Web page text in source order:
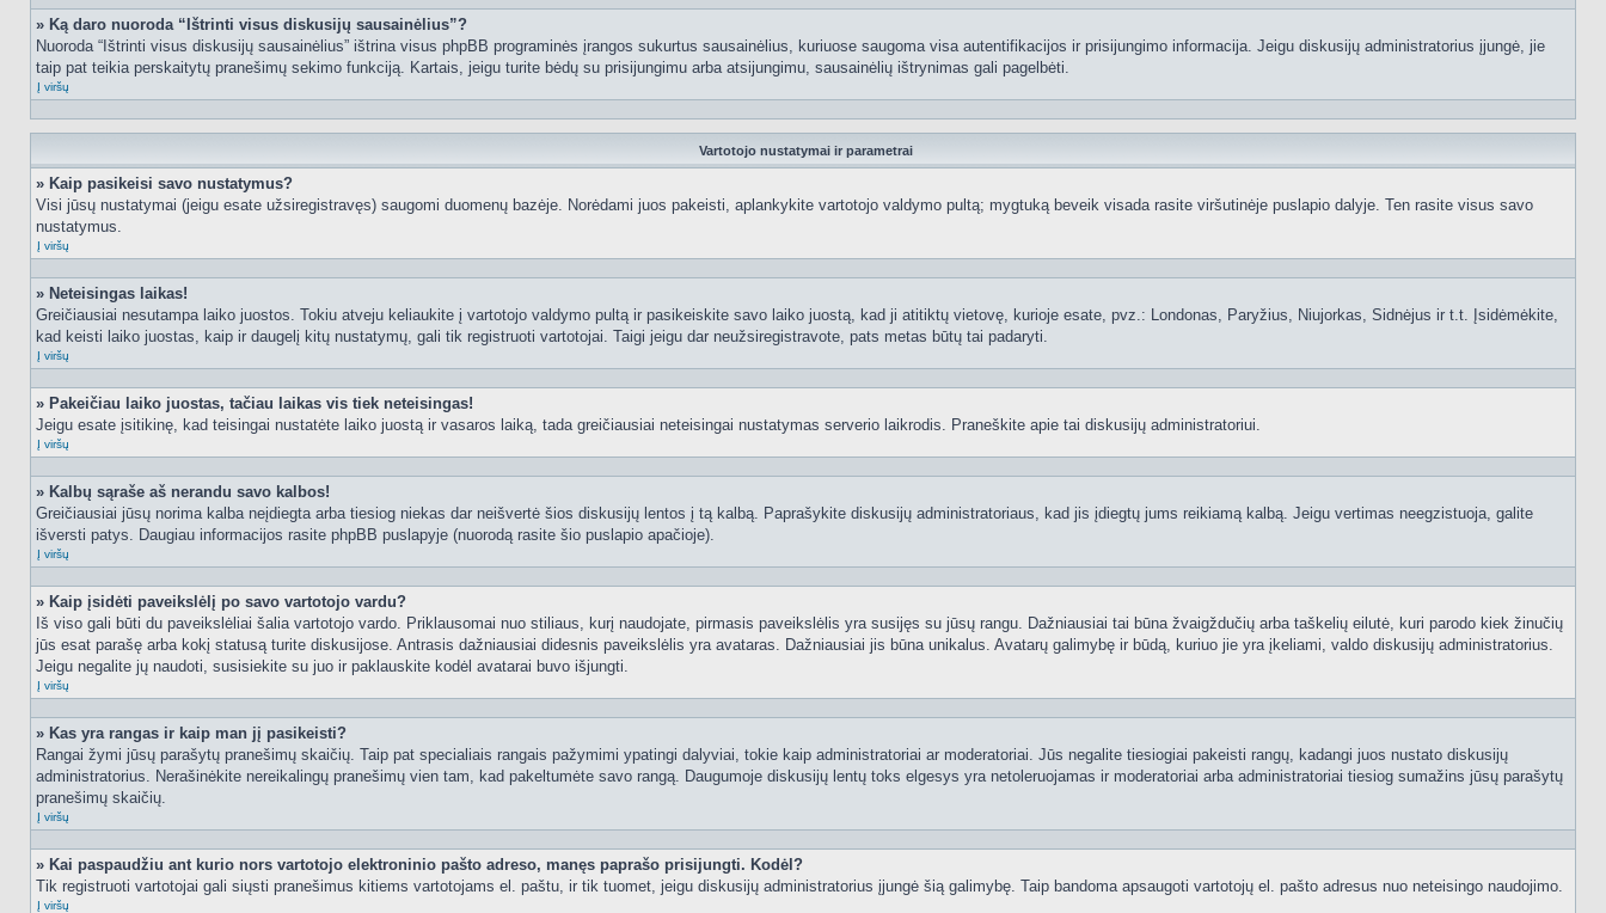
» Ką daro nuoroda “Ištrinti visus diskusijų sausainėlius”?
Nuoroda “Ištrinti visus diskusijų sausainėlius” ištrina visus phpBB programinės įrangos sukurtus sausainėlius, kuriuose saugoma visa autentifikacijos ir prisijungimo informacija. Jeigu diskusijų administratorius įjungė, jie
taip pat teikia perskaitytų pranešimų sekimo funkciją. Kartais, jeigu turite bėdų su prisijungimu arba atsijungimu, sausainėlių ištrynimas gali pagelbėti.
Į viršų
Vartotojo nustatymai ir parametrai
» Kaip pasikeisi savo nustatymus?
Visi jūsų nustatymai (jeigu esate užsiregistravęs) saugomi duomenų bazėje. Norėdami juos pakeisti, aplankykite vartotojo valdymo pultą; mygtuką beveik visada rasite viršutinėje puslapio dalyje. Ten rasite visus savo
nustatymus.
Į viršų
» Neteisingas laikas!
Greičiausiai nesutampa laiko juostos. Tokiu atveju keliaukite į vartotojo valdymo pultą ir pasikeiskite savo laiko juostą, kad ji atitiktų vietovę, kurioje esate, pvz.: Londonas, Paryžius, Niujorkas, Sidnėjus ir t.t. Įsidėmėkite,
kad keisti laiko juostas, kaip ir daugelį kitų nustatymų, gali tik registruoti vartotojai. Taigi jeigu dar neužsiregistravote, pats metas būtų tai padaryti.
Į viršų
» Pakeičiau laiko juostas, tačiau laikas vis tiek neteisingas!
Jeigu esate įsitikinę, kad teisingai nustatėte laiko juostą ir vasaros laiką, tada greičiausiai neteisingai nustatymas serverio laikrodis. Praneškite apie tai diskusijų administratoriui.
Į viršų
» Kalbų sąraše aš nerandu savo kalbos!
Greičiausiai jūsų norima kalba neįdiegta arba tiesiog niekas dar neišvertė šios diskusijų lentos į tą kalbą. Paprašykite diskusijų administratoriaus, kad jis įdiegtų jums reikiamą kalbą. Jeigu vertimas neegzistuoja, galite
išversti patys. Daugiau informacijos rasite phpBB puslapyje (nuorodą rasite šio puslapio apačioje).
Į viršų
» Kaip įsidėti paveikslėlį po savo vartotojo vardu?
Iš viso gali būti du paveikslėliai šalia vartotojo vardo. Priklausomai nuo stiliaus, kurį naudojate, pirmasis paveikslėlis yra susijęs su jūsų rangu. Dažniausiai tai būna žvaigždučių arba taškelių eilutė, kuri parodo kiek žinučių
jūs esat parašę arba kokį statusą turite diskusijose. Antrasis dažniausiai didesnis paveikslėlis yra avataras. Dažniausiai jis būna unikalus. Avatarų galimybę ir būdą, kuriuo jie yra įkeliami, valdo diskusijų administratorius.
Jeigu negalite jų naudoti, susisiekite su juo ir paklauskite kodėl avatarai buvo išjungti.
Į viršų
» Kas yra rangas ir kaip man jį pasikeisti?
Rangai žymi jūsų parašytų pranešimų skaičių. Taip pat specialiais rangais pažymimi ypatingi dalyviai, tokie kaip administratoriai ar moderatoriai. Jūs negalite tiesiogiai pakeisti rangų, kadangi juos nustato diskusijų
administratorius. Nerašinėkite nereikalingų pranešimų vien tam, kad pakeltumėte savo rangą. Daugumoje diskusijų lentų toks elgesys yra netoleruojamas ir moderatoriai arba administratoriai tiesiog sumažins jūsų parašytų
pranešimų skaičių.
Į viršų
» Kai paspaudžiu ant kurio nors vartotojo elektroninio pašto adreso, manęs paprašo prisijungti. Kodėl?
Tik registruoti vartotojai gali siųsti pranešimus kitiems vartotojams el. paštu, ir tik tuomet, jeigu diskusijų administratorius įjungė šią galimybę. Taip bandoma apsaugoti vartotojų el. pašto adresus nuo neteisingo naudojimo.
Į viršų